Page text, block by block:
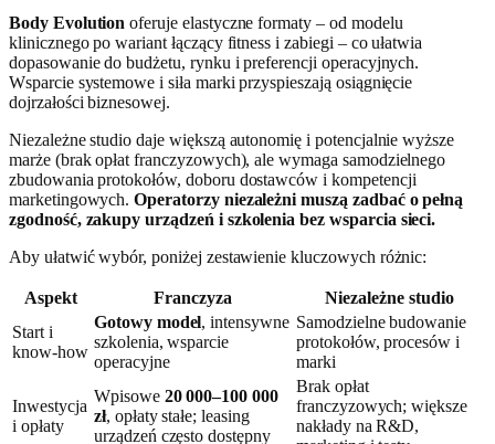
Body Evolution oferuje elastyczne formaty – od modelu
klinicznego po wariant łączący fitness i zabiegi – co ułatwia
dopasowanie do budżetu, rynku i preferencji operacyjnych.
Wsparcie systemowe i siła marki przyspieszają osiągnięcie
dojrzałości biznesowej.
Niezależne studio daje większą autonomię i potencjalnie wyższe
marże (brak opłat franczyzowych), ale wymaga samodzielnego
zbudowania protokołów, doboru dostawców i kompetencji
marketingowych.Operatorzy niezależni muszą zadbać o pełną
zgodność, zakupy urządzeń i szkolenia bez wsparcia sieci.
Aby ułatwić wybór, poniżej zestawienie kluczowych różnic:
Aspekt Franczyza
Niezależne studio
Start i
know‑how
Gotowy model, intensywne
szkolenia, wsparcie
operacyjne
Samodzielne budowanie
protokołów, procesów i
marki
Inwestycja
i opłaty
Wpisowe 20 000–100 000
zł, opłaty stałe; leasing
urządzeń często dostępny
Brak opłat
franczyzowych; większe
nakłady na R&D,